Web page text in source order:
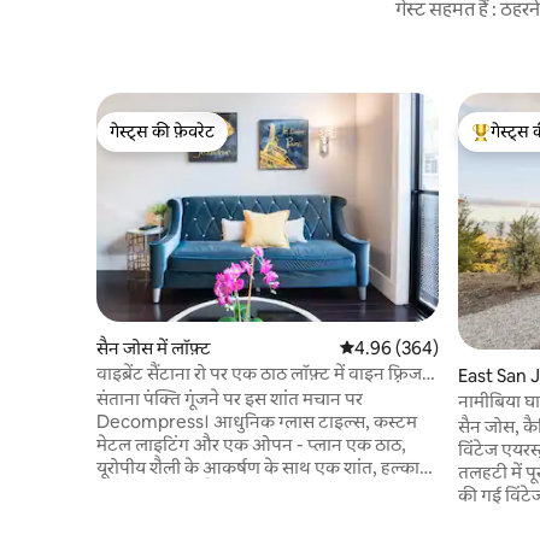
गेस्ट सहमत हैं :
गेस्ट्स की फ़ेवरेट
गेस्ट्स की फ़ेवरेट
सैन जोस में लॉफ़्ट औसत रेटिंग 5 में से 4.96, 364
4.96 (364)
वाइब्रेंट सैंटाना रो पर एक ठाठ लॉफ़्ट में वाइन फ़्रिज
स्टॉक करें
संताना पंक्ति गूंजने पर इस शांत मचान पर
Decompress। आधुनिक ग्लास टाइल्स, कस्टम
मेटल लाइटिंग और एक ओपन - प्लान एक ठाठ,
यूरोपीय शैली के आकर्षण के साथ एक शांत, हल्का
गेस्ट्स का
गेस्ट्स
East San
नामीबिया
सैन जोस,
विंटेज
तलहटी में
की गई